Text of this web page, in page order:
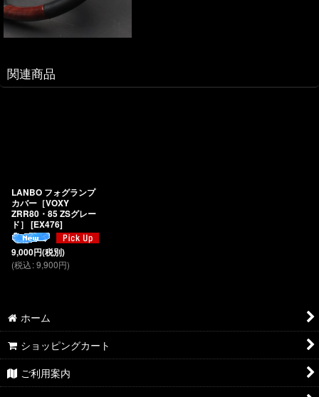
関連商品
LANBO フォグランプ
カバー［VOXY
ZRR80・85 ZSグレー
ド］ [EX476]
9,000円(税別)
(税込:9,900円)
ホーム
ショッピングカート
ご利用案内